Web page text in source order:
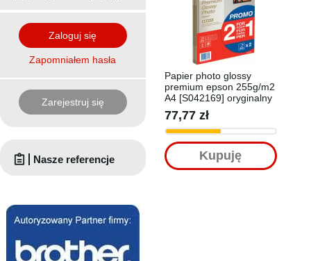
Papier photo glossy
premium epson 255g/m2
A4 [S042169] oryginalny
77,77 zł
Kupuję
Zaloguj się
Zapomniałem hasła
Zarejestruj się
Nasze referencje